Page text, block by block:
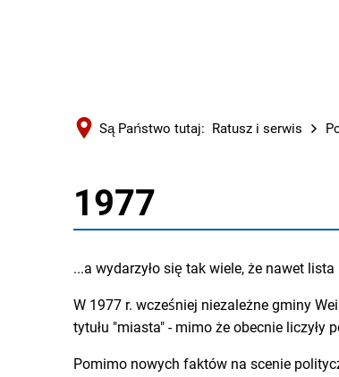
Są Państwo tutaj: Ratusz i serwis
19771977
...a wydarzyło się tak wiele, że nawet
W 1977 r. wcześniej niezależne gminy
tytułu "miasta" - mimo że obecnie liczyły
Pomimo nowych faktów na scenie